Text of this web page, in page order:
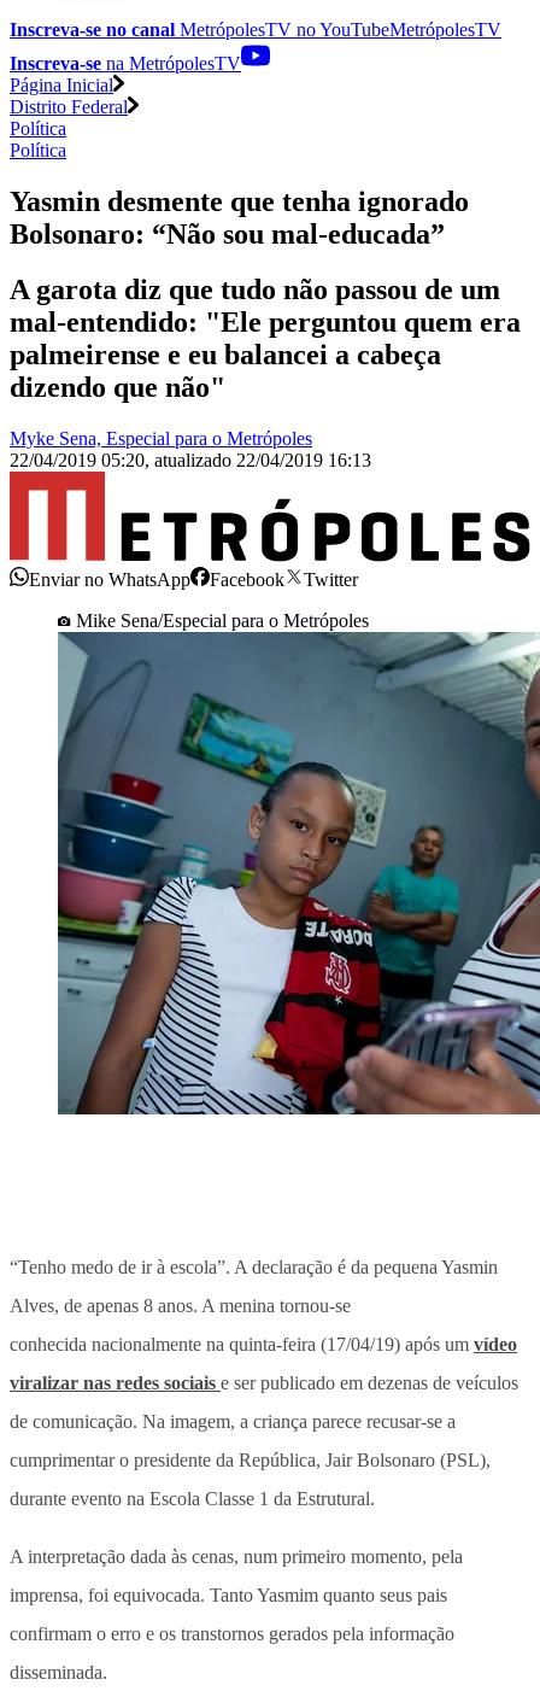
Inscreva-se no canal MetrópolesTV noYouTubeMetrópolesTV
Inscreva-se na MetrópolesTV
Página Inicial
Distrito Federal
Política
Política
Yasmin desmente que tenha ignorado
Bolsonaro: “Não sou mal-educada”
A garota diz que tudo não passou de um
mal-entendido: "Ele perguntou quem era
palmeirense e eu balancei a cabeça
dizendo que não"
Myke Sena, Especial para o Metrópoles
22/04/2019 05:20, atualizado 22/04/2019 16:13
Enviar no WhatsApp Facebook
Twitter
Mike Sena/Especial para o Metrópoles
“Tenho medo de ir à escola”. A declaração é da pequena Yasmin
Alves, de apenas 8 anos. A menina tornou-se
conhecida nacionalmente na quinta-feira (17/04/19) após um vídeo
viralizar nas redes sociais e ser publicado em dezenas de veículos
de comunicação. Na imagem, a criança parece recusar-se a
cumprimentar o presidente da República, Jair Bolsonaro (PSL),
durante evento na Escola Classe 1 da Estrutural.
A interpretação dada às cenas, num primeiro momento, pela
imprensa, foi equivocada. Tanto Yasmim quanto seus pais
confirmam o erro e os transtornos gerados pela informação
disseminada.